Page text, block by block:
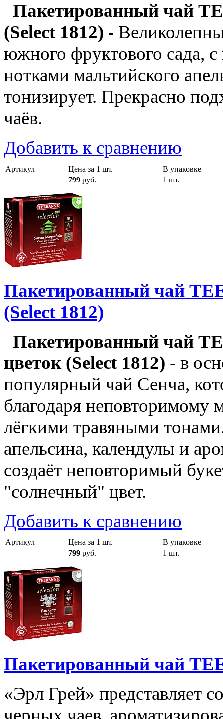
Пакетированный чай
(Select 1812) -
южного фруктового сада,
нотками мальтийского
тонизирует. Прекрасно
чаёв.
Добавить к сравнению
Артикул Цена за 1 шт.
В упаковке
799 руб. 1 шт.
Пакетированный чай
(Select 1812)
Пакетированный чай
цветок (Select 1812) - в
популярный чай Сенча,
благодаря неповторимому
лёгкими травяными
апельсина, календулы и
создаёт неповторимый
"солнечный" цвет.
Добавить к сравнению
Артикул Цена за 1 шт.
В упаковке
799 руб. 1 шт.
Пакетированный чай
«Эрл Грей» представляет
черных чаев,